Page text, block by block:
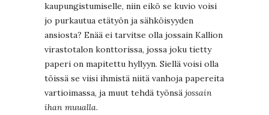
kaupungistumiselle, niin eikö se kuvio voisi
jo purkautua etätyön ja sähköisyyden
ansiosta? Enää ei tarvitse olla jossain Kallion
virastotalon konttorissa, jossa joku tietty
paperi on mapitettu hyllyyn. Siellä voisi olla
töissä se viisi ihmistä niitä vanhoja papereita
vartioimassa, ja muut tehdä työnsä jossain
ihan muualla.